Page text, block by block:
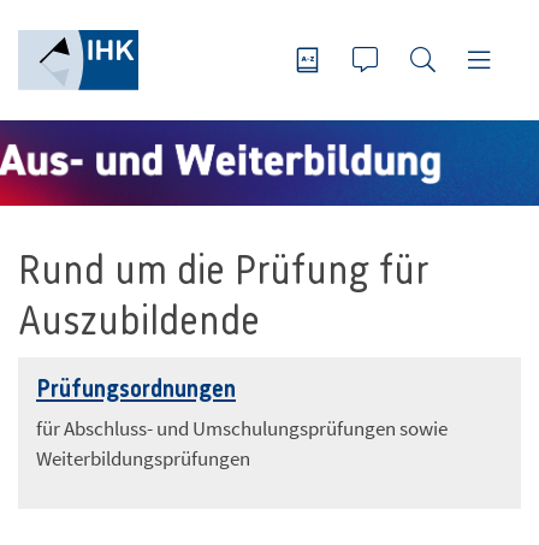
Rund um die Prüfung für
Auszubildende
Prüfungsordnungen
für Abschluss- und Umschulungsprüfungen sowie
Weiterbildungsprüfungen